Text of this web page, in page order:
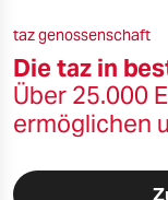
taz genossenschaft
Die taz in
Über 25.000
ermöglichen